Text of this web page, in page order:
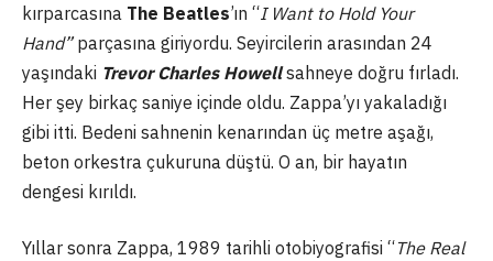
kırparcasına The Beatles’ın “I Want to Hold Your
Hand”parçasına giriyordu. Seyircilerin arasından 24
yaşındaki Trevor Charles Howellsahneye doğru fırladı.
Her şey birkaç saniye içinde oldu. Zappa’yı yakaladığı
gibi itti. Bedeni sahnenin kenarından üç metre aşağı,
beton orkestra çukuruna düştü. O an, bir hayatın
dengesi kırıldı.
Yıllar sonra Zappa, 1989 tarihli otobiyografisi “The Real